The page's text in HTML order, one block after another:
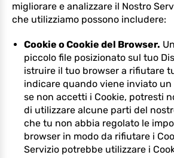
migliorare e analizzare il Nostro
che utilizziamo possono includere:
Cookie o Cookie del Browser.
piccolo file posizionato sul tuo
istruire il tuo browser a rifiutare
indicare quando viene inviato un
se non accetti i Cookie, potresti
di utilizzare alcune parti del
che tu non abbia regolato le
browser in modo da rifiutare i
Servizio potrebbe utilizzare i